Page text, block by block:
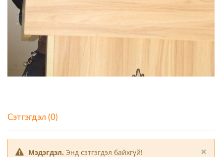
Сэтгэгдэл (0)
×
Мэдэгдэл. Энд сэтгэгдэл байхгүй!